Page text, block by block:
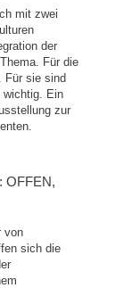
mit zwei
der
Für die
Für sie sind
wichtig. Ein
zur
OFFEN,
von
sich die